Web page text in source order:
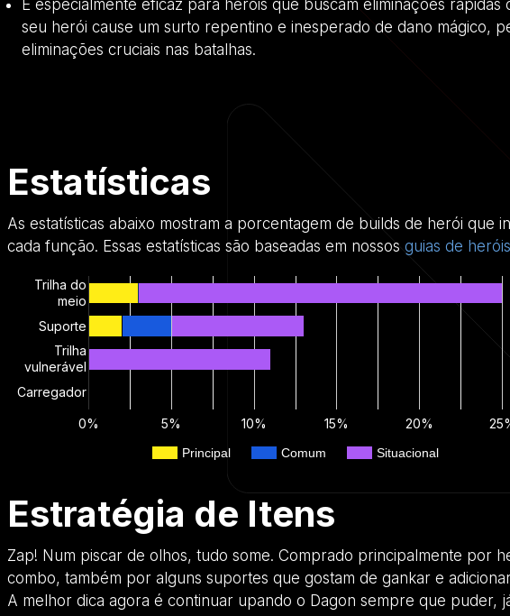
É especialmente eficaz para heróis que buscam eliminações
seu herói cause um surto repentino e inesperado de dano mágico,
eliminações cruciais nas batalhas.
Estatísticas
As estatísticas abaixo mostram a porcentagem de builds de herói que
cada função. Essas estatísticas são baseadas em nossos guias de heróis
Principal Comum Situacional
0% 5% 10% 15% 20%
Trilha do
meio
Suporte
Trilha
vulnerável
Carregador
Estratégia de Itens
Zap! Num piscar de olhos, tudo some. Comprado principalmente por
combo, também por alguns suportes que gostam de gankar e
A melhor dica agora é continuar upando o Dagon sempre que puder,